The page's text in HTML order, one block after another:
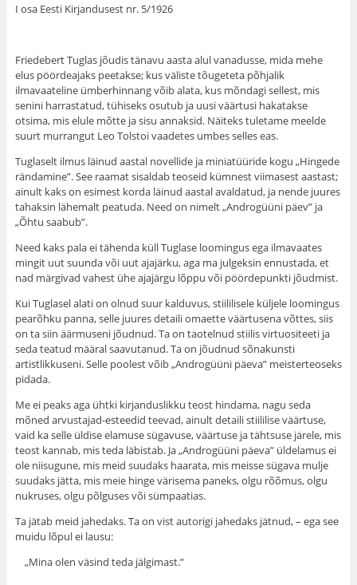
I osa Eesti Kirjandusest nr. 5/1926
Friedebert Tuglas jõudis tänavu aasta alul vana­dusse, mida mehe
elus pöördeajaks peetakse; kus väliste tõugeteta põhjalik
ilmavaateline ümberhinnang võib alata, kus mõndagi sellest, mis
senini harrastatud, tühiseks osutub ja uusi väärtusi hakatakse
otsima, mis elule mõtte ja sisu annaksid. Näiteks tuletame meelde
suurt murrangut Leo Tolstoi vaadetes umbes selles eas.
Tuglaselt ilmus läinud aastal novellide ja miniatüüride kogu „Hingede
rändamine”. See raamat sisaldab teoseid kümnest viimasest aastast;
ainult kaks on esimest korda läinud aastal avaldatud, ja nende juures
tahaksin lähemalt peatuda. Need on nimelt „Androgüüni päev” ja
„Õhtu saabub”.
Need kaks pala ei tähenda küll Tuglase loomingus ega ilmavaates
mingit uut suunda või uut ajajärku, aga ma julgeksin ennustada, et
nad märgivad vahest ühe ajajärgu lõppu või pöördepunkti jõudmist.
Kui Tuglasel alati on olnud suur kalduvus, stiililisele küljele loomingus
pearõhku panna, selle juures detaili omaette väärtusena võttes, siis
on ta siin äärmuseni jõudnud. Ta on taotelnud stiilis virtuositeeti ja
seda teatud määral saavutanud. Ta on jõudnud sõnakunsti
artistlikkuseni. Selle poolest võib „Androgüüni päeva” meisterteoseks
pidada.
Me ei peaks aga ühtki kirjanduslikku teost hindama, nagu seda
mõned arvustajad-esteedid teevad, ainult detaili stiililise väärtuse,
vaid ka selle üldise elamuse sügavuse, väärtuse ja tähtsuse järele, mis
teost kannab, mis teda läbistab. Ja „Androgüüni päeva” üldelamus ei
ole niisu­gune, mis meid suudaks haarata, mis meisse sügava mulje
suudaks jätta, mis meie hinge värisema paneks, olgu rõõmus, olgu
nukruses, olgu põlguses või sümpaatias.
Ta jätab meid jahedaks. Ta on vist autorigi jahedaks jätnud, – ega see
muidu lõpul ei lausu:
„Mina olen väsind teda jälgimast.”